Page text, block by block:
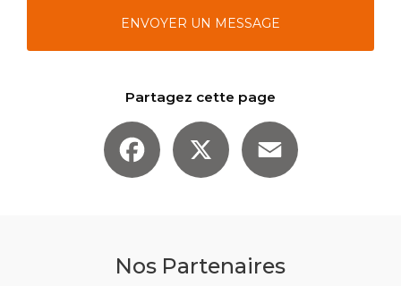
ENVOYER UN MESSAGE
Partagez cette page
Facebook
Nos Partenaires